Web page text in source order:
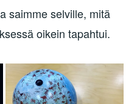
saimme selville, mitä
oikein tapahtui.